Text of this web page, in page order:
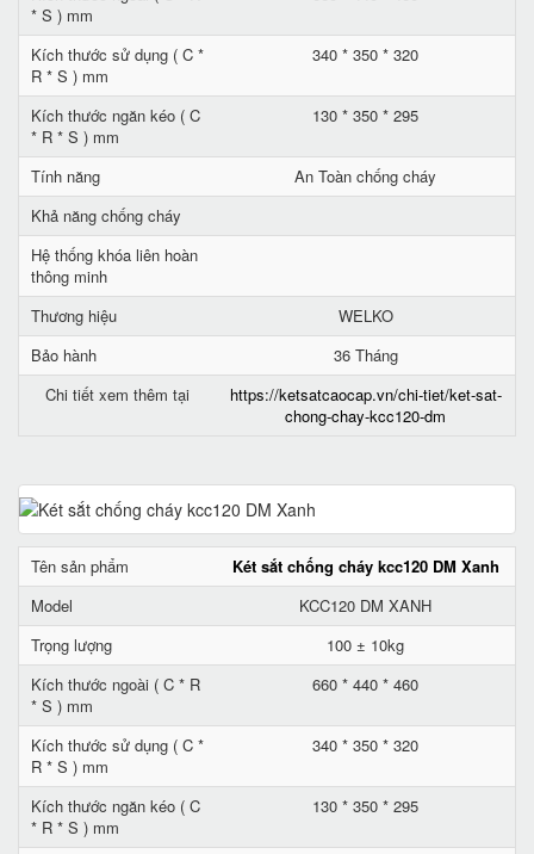
* S ) mm
Kích thước sử dụng ( C *
R * S ) mm
340 * 350 * 320
Kích thước ngăn kéo ( C
* R * S ) mm
130 * 350 * 295
Tính năng
An Toàn chống cháy
Khả năng chống cháy
Hệ thống khóa liên hoàn
thông minh
Thương hiệu
WELKO
Bảo hành
36 Tháng
Chi tiết xem thêm tại
https://ketsatcaocap.vn/chi-tiet/ket-sat-
chong-chay-kcc120-dm
Tên sản phẩm
Két sắt chống cháy kcc120 DM Xanh
Model
KCC120 DM XANH
Trọng lượng
100 ± 10kg
Kích thước ngoài ( C * R
* S ) mm
660 * 440 * 460
Kích thước sử dụng ( C *
R * S ) mm
340 * 350 * 320
Kích thước ngăn kéo ( C
* R * S ) mm
130 * 350 * 295